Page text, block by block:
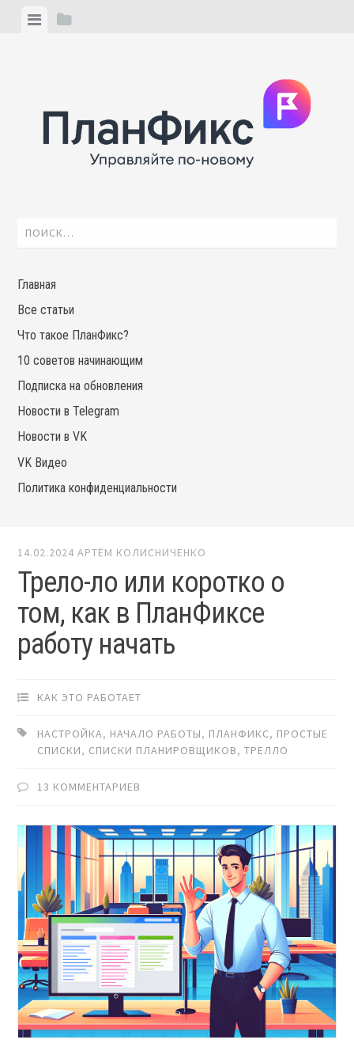
ViewView
Найти:
Главная
Все статьи
Что такое ПланФикс?
10 советов начинающим
Подписка на обновления
Новости в Telegram
Новости в VK
VK Видео
Политика конфиденциальности
14.02.2024 АРТЁМ КОЛИСНИЧЕНКО
Трело-ло или коротко о
том, как в ПланФиксе
работу начать
КАК ЭТО РАБОТАЕТ
НАСТРОЙКА, НАЧАЛО РАБОТЫ, ПЛАНФИКС, ПРОСТЫЕ
СПИСКИ, СПИСКИ ПЛАНИРОВЩИКОВ,ТРЕЛЛО
13 КОММЕНТАРИЕВ